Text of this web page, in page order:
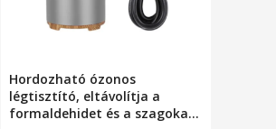
Hordozható ózonos
légtisztító, eltávolítja a
formaldehidet és a szagokat,